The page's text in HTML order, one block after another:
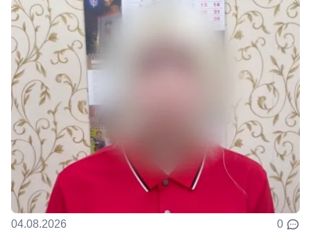
04.08.2026 0